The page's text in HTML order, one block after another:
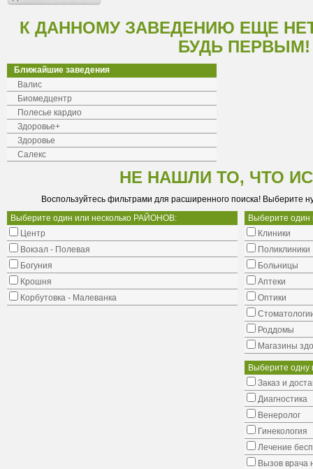
К ДАННОМУ ЗАВЕДЕНИЮ ЕЩЕ
БУДЬ ПЕРВЫМ!
Ближайшие заведения
Валис
Биомедцентр
Полесье кардио
Здоровье+
Здоровье
Салекс
НЕ НАШЛИ ТО, ЧТО
Воспользуйтесь фильтрами для расширенного поиска! Выберите
Выберите один или несколько РАЙОНОВ:
Центр
Вокзал - Полевая
Богуния
Крошня
Корбутовка - Малеванка
Выберите
Клиники
Поликлиники
Больницы
Аптеки
Оптики
Роддомы
Магазины
Выберите одну
Заказ и
Диагностика
Венеролог
Гинекология
Лечение
Вызов врача